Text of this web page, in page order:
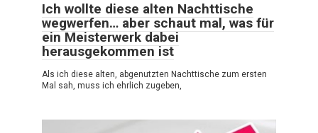
Ich wollte diese alten Nachttische
wegwerfen… aber schaut mal, was für
ein Meisterwerk dabei
herausgekommen ist
Als ich diese alten, abgenutzten Nachttische zum ersten
Mal sah, muss ich ehrlich zugeben,